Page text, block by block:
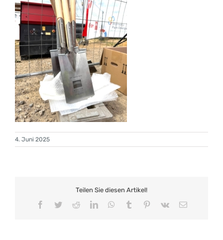
4. Juni 2025
Teilen Sie diesen Artikel!
Facebook
TwitterRedditLinkedInWhatsApp
Tumblr Pinterest
Vk
E-